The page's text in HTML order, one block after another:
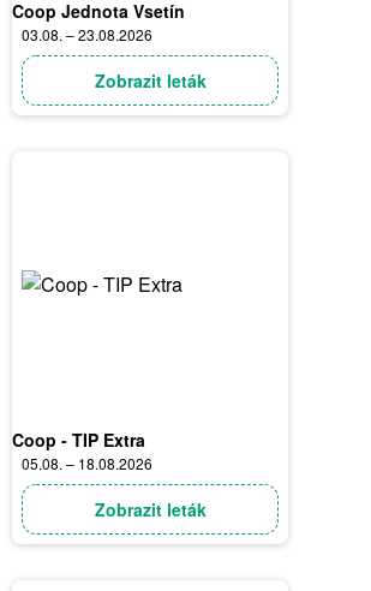
Coop Jednota Vsetín
03.08. – 23.08.2026
Zobrazit leták
Coop - TIP Extra
05.08. – 18.08.2026
Zobrazit leták